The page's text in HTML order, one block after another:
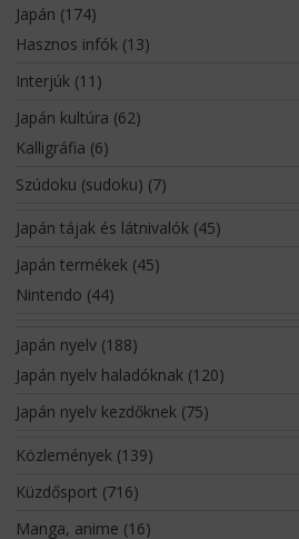
Japán (174)
Hasznos infók(13)
Interjúk(11)
Japán kultúra (62)
Kalligráfia (6)
Szúdoku (sudoku) (7)
Japán tájak és látnivalók(45)
Japán termékek(45)
Nintendo (44)
Japán nyelv(188)
Japán nyelv haladóknak(120)
Japán nyelv kezdőknek(75)
Közlemények(139)
Küzdősport (716)
Manga, anime (16)